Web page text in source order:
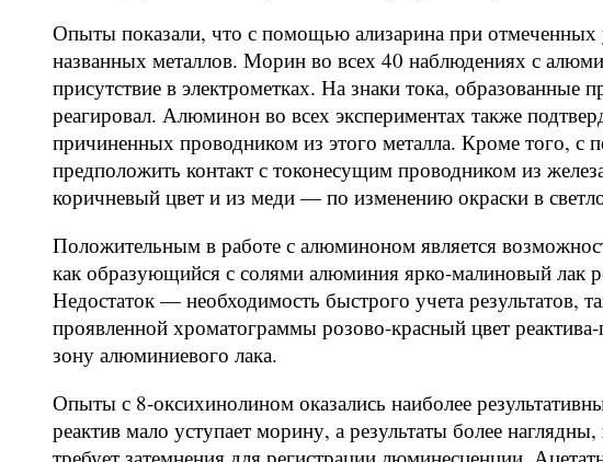
Опыты показали, что с помощью ализарина при отмеченных
названных металлов. Морин во всех 40 наблюдениях с
присутствие в электрометках. На знаки тока,
реагировал. Алюминон во всех экспериментах также
причиненных проводником из этого металла. Кроме того,
предположить контакт с токонесущим проводником из
коричневый цвет и из меди — по изменению окраски в
Положительным в работе с алюминоном является
как образующийся с солями алюминия ярко-малиновый лак
Недостаток — необходимость быстрого учета результатов,
проявленной хроматограммы розово-красный цвет
зону алюминиевого лака.
Опыты с 8-оксихинолином оказались наиболее
реактив мало уступает морину, а результаты более